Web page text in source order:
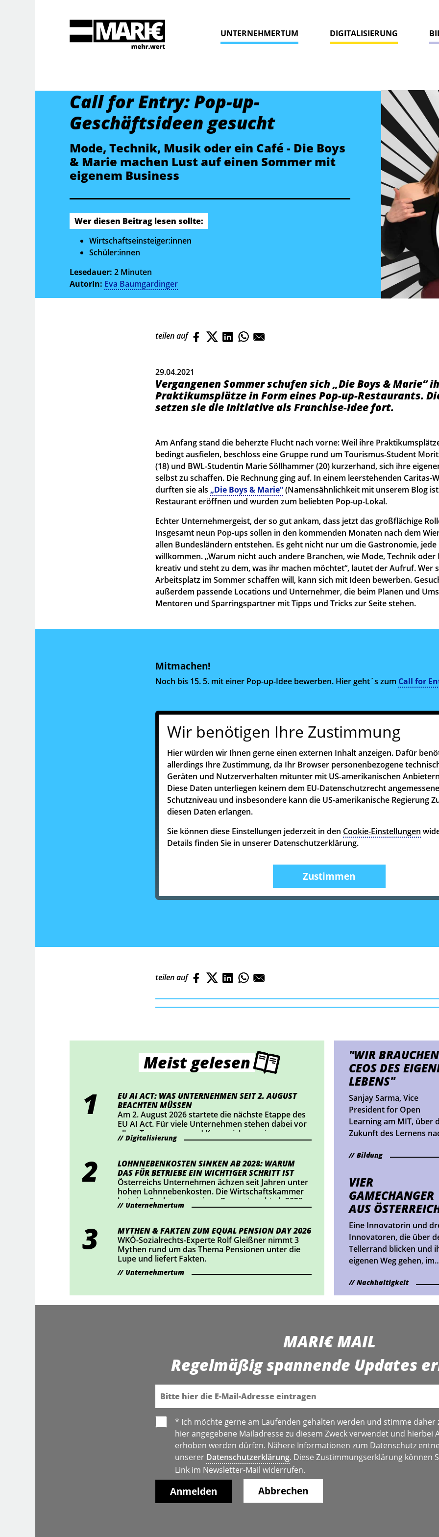
Suche
UNTERNEHMERTUM DIGITALISIERUNG
Call for Entry: Pop-up-
Geschäftsideen gesucht
Mode, Technik, Musik oder ein Café - Die Boys
& Marie machen Lust auf einen Sommer mit
eigenem Business
Wer diesen Beitrag lesen sollte:
Wirtschaftseinsteiger:innen
Schüler:innen
Lesedauer: 2 Minuten
AutorIn: Eva Baumgardinger
teilen auf
29.04.2021
Vergangenen Sommer schufen sich „Die Boys & Marie“
Praktikumsplätze in Form eines Pop-up-Restaurants.
setzen sie die Initiative als Franchise-Idee fort.
Am Anfang stand die beherzte Flucht nach vorne: Weil ihre
bedingt ausfielen, beschloss eine Gruppe rund um Tourismus-Student
(18) und BWL-Studentin Marie Söllhammer (20) kurzerhand, sich ihre
selbst zu schaffen. Die Rechnung ging auf. In einem leerstehenden Caritas-
durften sie als „Die Boys & Marie“(Namensähnlichkeit mit unserem Blog
Restaurant eröffnen und wurden zum beliebten Pop-up-Lokal.
Echter Unternehmergeist, der so gut ankam, dass jetzt das großflächige
Insgesamt neun Pop-ups sollen in den kommenden Monaten nach dem
allen Bundesländern entstehen. Es geht nicht nur um die Gastronomie, jede
willkommen. „Warum nicht auch andere Branchen, wie Mode, Technik oder
kreativ und steht zu dem, was ihr machen möchtet“, lautet der Aufruf. Wer
Arbeitsplatz im Sommer schaffen will, kann sich mit Ideen bewerben.
außerdem passende Locations und Unternehmer, die beim Planen und
Mentoren und Sparringspartner mit Tipps und Tricks zur Seite stehen.
Mitmachen!
Noch bis 15. 5. mit einer Pop-up-Idee bewerben. Hier geht´s zum Call for
Wir benötigen Ihre Zustimmung
Hier würden wir Ihnen gerne einen externen Inhalt anzeigen. Dafür
allerdings Ihre Zustimmung, da Ihr Browser personenbezogene
Geräten und Nutzerverhalten mitunter mit US-amerikanischen
Diese Daten unterliegen keinem dem EU-Datenschutzrecht
Schutzniveau und insbesondere kann die US-amerikanische Regierung
diesen Daten erlangen.
Sie können diese Einstellungen jederzeit in den Cookie-Einstellungen
Details finden Sie in unserer Datenschutzerklärung.
Zustimmen
teilen auf
Meist gelesen
EU AI ACT: WAS UNTERNEHMEN SEIT 2. AUGUST
BEACHTEN MÜSSEN
Am 2. August 2026 startete die nächste Etappe des
EU AI Act. Für viele Unternehmen stehen dabei vor
allem Transparenz und Kennzeichnung im
Mittelpunkt. Wer KI-Chatbots einsetzt oder
sollte jetzt prüfen, ob Handlungsbedarf besteht.
Digitalisierung
LOHNNEBENKOSTEN SINKEN AB 2028: WARUM
DAS FÜR BETRIEBE EIN WICHTIGER SCHRITT IST
Österreichs Unternehmen ächzen seit Jahren unter
hohen Lohnnebenkosten. Die Wirtschaftskammer
hat eine Senkung um einen Prozentpunkt ab 2028
durchgesetzt – das bedeutet eine Entlastung von
haben nachgerechnet, wie sich das konkret
auswirkt.
Unternehmertum
MYTHEN & FAKTEN ZUM EQUAL PENSION DAY 2026
WKÖ-Sozialrechts-Experte Rolf Gleißner nimmt 3
Mythen rund um das Thema Pensionen unter die
Lupe und liefert Fakten.
Unternehmertum
"WIR BRAUCHEN
CEOS DES
LEBENS"
Sanjay Sarma, Vice
President for Open
Learning am MIT, über
Zukunft des Lernens
Bildung
VIER
GAMECHANGER
AUS
Eine Innovatorin und
Innovatoren, die über
Tellerrand blicken und
eigenen Weg gehen, im
Nachhaltigkeit
MARI€ MAIL
Regelmäßig spannende Updates
E-Mail
* Ich möchte gerne am Laufenden gehalten werden und stimme daher
hier angegebene Mailadresse zu diesem Zweck verwendet und hierbei
erhoben werden dürfen. Nähere Informationen zum Datenschutz
unserer Datenschutzerklärung. Diese Zustimmungserklärung können
Link im Newsletter-Mail widerrufen.
Abbrechen